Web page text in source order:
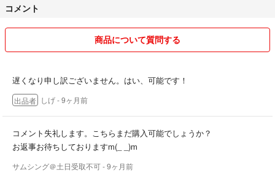
コメント
商品について質問する
遅くなり申し訳ございません。はい、可能です！
出品者 しげ- 9ヶ月前
コメント失礼します。こちらまだ購入可能でしょうか？
お返事お待ちしておりますm(_ _)m
サムシング＠土日受取不可- 9ヶ月前